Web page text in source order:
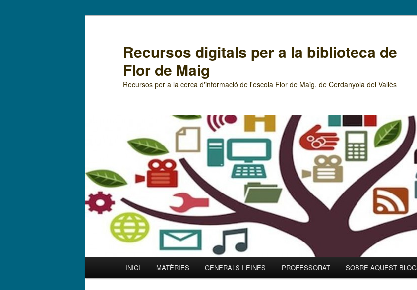
Recursos digitals per a la biblioteca de
Flor de Maig
Recursos per a la cerca d'informació de l'escola Flor de Maig, de Cerdanyola del Vallès
Aneu
Aneu
INICI MATÈRIES GENERALS I EINES PROFESSORAT SOBRE AQUEST BLOG